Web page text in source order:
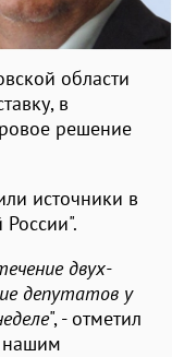
области
в
решение
источники в
двух-
депутатов у
", - отметил
нашим